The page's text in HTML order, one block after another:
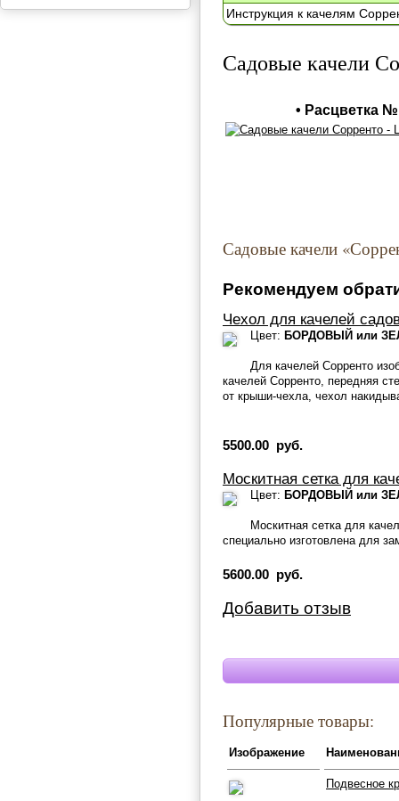
Инструкция к качелям
Садовые качели
• Расцветка
Садовые качели
Рекомендуем
Чехол для качелей
Цвет: БОРДОВЫЙ или
Для качелей Сорренто
качелей Сорренто, передняя
от крыши-чехла, чехол
5500.00 руб.
Москитная сетка для
Цвет: БОРДОВЫЙ или
Москитная сетка для
специально изготовлена для
5600.00 руб.
Добавить отзыв
Популярные товары:
Изображение
Подвесное